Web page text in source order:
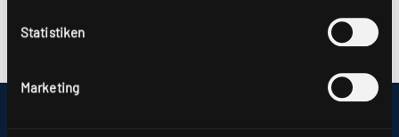
Statistiken
Marketing